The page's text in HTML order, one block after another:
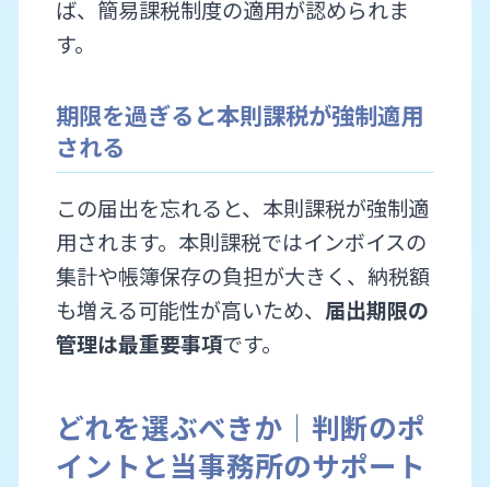
ば、簡易課税制度の適用が認められま
す。
期限を過ぎると本則課税が強制適用
される
この届出を忘れると、本則課税が強制適
用されます。本則課税ではインボイスの
集計や帳簿保存の負担が大きく、納税額
も増える可能性が高いため、 届出期限の
管理は最重要事項です。
どれを選ぶべきか｜判断のポ
イントと当事務所のサポート